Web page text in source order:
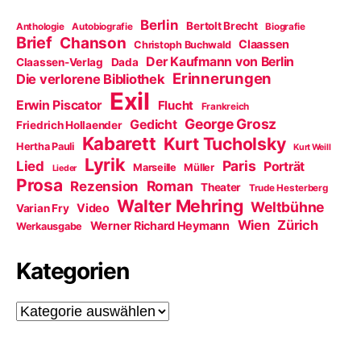
Anthologie Autobiografie Berlin Bertolt Brecht Biografie
Brief Chanson Christoph Buchwald Claassen
Claassen-Verlag Dada Der Kaufmann von Berlin
Die verlorene Bibliothek Erinnerungen
Erwin Piscator Exil Flucht Frankreich
Friedrich Hollaender Gedicht George Grosz
Hertha Pauli Kabarett Kurt Tucholsky Kurt Weill
Lied Lieder Lyrik Marseille Müller Paris Porträt
Prosa Rezension Roman Theater Trude Hesterberg
Varian Fry Video Walter Mehring Weltbühne
Werkausgabe Werner Richard Heymann Wien Zürich
Kategorien
Kategorien